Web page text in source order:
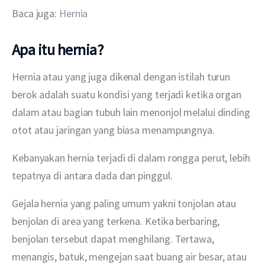
Baca juga: Hernia
Apa itu hernia?
Hernia atau yang juga dikenal dengan istilah turun
berok adalah suatu kondisi yang terjadi ketika organ
dalam atau bagian tubuh lain menonjol melalui dinding
otot atau jaringan yang biasa menampungnya.
Kebanyakan hernia terjadi di dalam rongga perut, lebih
tepatnya di antara dada dan pinggul.
Gejala hernia yang paling umum yakni tonjolan atau
benjolan di area yang terkena. Ketika berbaring,
benjolan tersebut dapat menghilang. Tertawa,
menangis, batuk, mengejan saat buang air besar, atau